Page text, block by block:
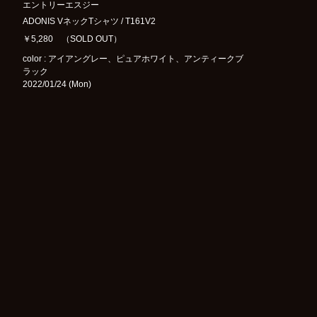
エントリーエスジー
ADONIS VネックTシャツ / T161V2
￥5,280 （SOLD OUT）
color : アイアングレー、ピュアホワイト、アンティークブ
ラック
2022/01/24 (Mon)